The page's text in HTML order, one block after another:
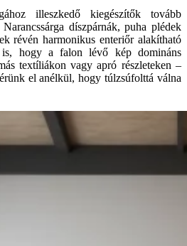
illeszkedő kiegészítők tovább
díszpárnák, puha plédek
révén harmonikus enteriőr alakítható
hogy a falon lévő kép domináns
textíliákon vagy apró részleteken –
el anélkül, hogy túlzsúfolttá válna